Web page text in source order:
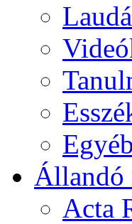
Állandó
Acta